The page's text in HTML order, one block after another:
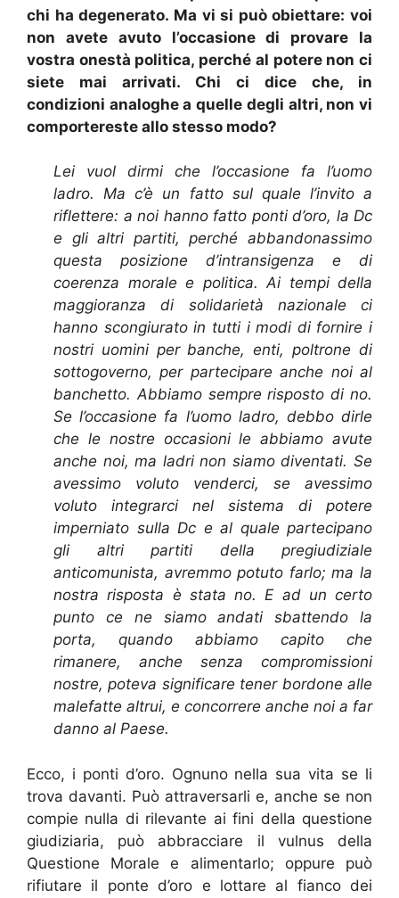
chi ha degenerato. Ma vi si può obiettare: voi
non avete avuto l’occasione di provare la
vostra onestà politica, perché al potere non ci
siete mai arrivati. Chi ci dice che, in
condizioni analoghe a quelle degli altri, non vi
comportereste allo stesso modo?
Lei vuol dirmi che l’occasione fa l’uomo
ladro. Ma c’è un fatto sul quale l’invito a
riflettere: a noi hanno fatto ponti d’oro, la Dc
e gli altri partiti, perché abbandonassimo
questa posizione d’intransigenza e di
coerenza morale e politica. Ai tempi della
maggioranza di solidarietà nazionale ci
hanno scongiurato in tutti i modi di fornire i
nostri uomini per banche, enti, poltrone di
sottogoverno, per partecipare anche noi al
banchetto. Abbiamo sempre risposto di no.
Se l’occasione fa l’uomo ladro, debbo dirle
che le nostre occasioni le abbiamo avute
anche noi, ma ladri non siamo diventati. Se
avessimo voluto venderci, se avessimo
voluto integrarci nel sistema di potere
imperniato sulla Dc e al quale partecipano
gli altri partiti della pregiudiziale
anticomunista, avremmo potuto farlo; ma la
nostra risposta è stata no. E ad un certo
punto ce ne siamo andati sbattendo la
porta, quando abbiamo capito che
rimanere, anche senza compromissioni
nostre, poteva significare tener bordone alle
malefatte altrui, e concorrere anche noi a far
danno al Paese.
Ecco, i ponti d’oro. Ognuno nella sua vita se li
trova davanti. Può attraversarli e, anche se non
compie nulla di rilevante ai fini della questione
giudiziaria, può abbracciare il vulnus della
Questione Morale e alimentarlo; oppure può
rifiutare il ponte d’oro e lottare al fianco dei